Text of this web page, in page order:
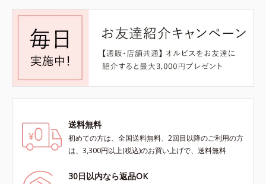
送料無料
初めての方は、全国送料無料、2回目以降のご利用の方
は、3,300円以上(税込)のお買い上げで、送料無料
30日以内なら返品OK